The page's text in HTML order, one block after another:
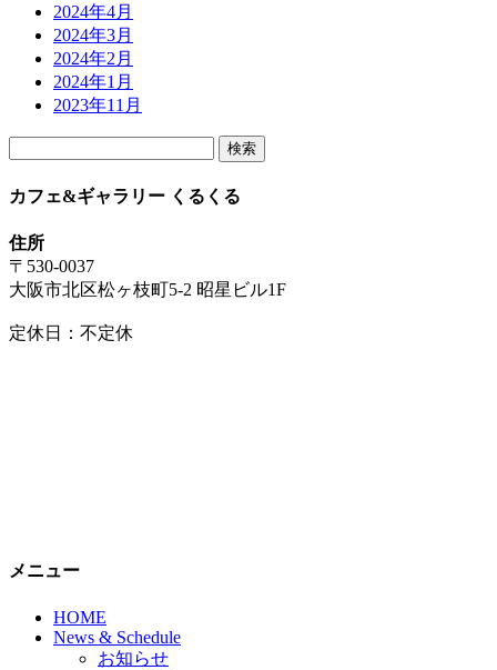
2024年4月
2024年3月
2024年2月
2024年1月
2023年11月
カフェ&ギャラリー くるくる
住所
〒530-0037
大阪市北区松ヶ枝町5-2 昭星ビル1F
定休日：不定休
メニュー
HOME
News & Schedule
お知らせ